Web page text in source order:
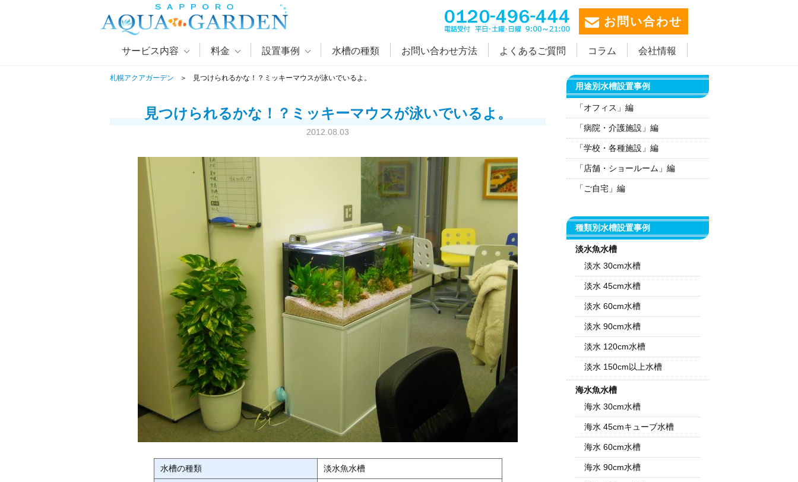
お問い合わせ
サービス内容 料金 設置事例 水槽の種類 お問い合わせ方法 よくあるご質問 コラム 会社情報
札幌アクアガーデン 見つけられるかな！？ミッキーマウスが泳いでいるよ。
見つけられるかな！？ミッキーマウスが泳いでいるよ。
2012.08.03
水槽の種類 淡水魚水槽
用途別水槽設置事例
「オフィス」編
「病院・介護施設」編
「学校・各種施設」編
「店舗・ショールーム」編
「ご自宅」編
種類別水槽設置事例
淡水魚水槽
淡水 30cm水槽
淡水 45cm水槽
淡水 60cm水槽
淡水 90cm水槽
淡水 120cm水槽
淡水 150cm以上水槽
海水魚水槽
海水 30cm水槽
海水 45cmキューブ水槽
海水 60cm水槽
海水 90cm水槽